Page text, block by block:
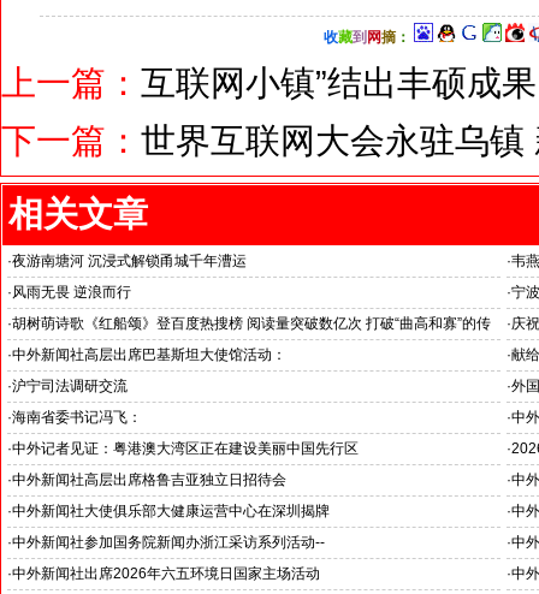
收藏到 网摘：
上一篇： 互联网小镇”结出丰硕成果
下一篇： 世界互联网大会永驻乌
相关文章
·夜游南塘河 沉浸式解锁甬城千年漕运 ·韦
关注
·风雨无畏 逆浪而行
旭日应急救援队硬核抗巴“威风”护平安
·宁
·胡树萌诗歌《红船颂》登百度热搜榜 阅读量突破数亿次 打破“曲高和寡”的传
播困境
·庆
韦燕
·中外新闻社高层出席巴基斯坦大使馆活动：
医药、保健和生物科技职业技术教育与培训专题研讨会
·献
唱》
·沪宁司法调研交流
共探司法鉴定发展新路
·外
·海南省委书记冯飞：
海南自贸港封关半年开启中国对外开放新篇章
·中
中
·中外记者见证：粤港澳大湾区正在建设美丽中国先行区 ·
国
·中外新闻社高层出席格鲁吉亚独立日招待会 ·中
杭
·中外新闻社大使俱乐部大健康运营中心在深圳揭牌 ·中
浙
·中外新闻社参加国务院新闻办浙江采访系列活动--
推动科技创新和产业创新深度融合
·中
《湘
·中外新闻社出席2026年六五环境日国家主场活动 ·中